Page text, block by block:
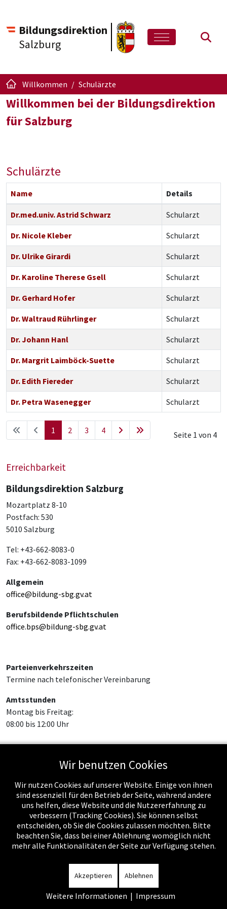
Bildungsdirektion
Salzburg
Willkommen Schulärzte
Willkommen bei der Bildungsdirektion
für Salzburg
Schulärzte
Kontakte,
Name Details
Dr.med.univ. Astrid Schwarz Schularzt
Dr. Nicole Kleber Schularzt
Dr. Ulrike Girardi Schularzt
Dr. Karoline Therese Gsell Schularzt
Dr. Gerhard Hofer Schularzt
Dr. Waltraud Rührlinger Schularzt
Dr. Johann Hanl Schularzt
Dr. Margrit Laimböck-Suette Schularzt
Dr. Edith Fiereder Schularzt
Dr. Petra Wasenegger Schularzt
Seite 1 von 4
1 2 3 4
Erreichbarkeit
Bildungsdirektion Salzburg
Mozartplatz 8-10
Postfach: 530
5010 Salzburg
Tel: +43-662-8083-0
Fax: +43-662-8083-1099
Allgemein
office@bildung-sbg.gv.at
Berufsbildende Pflichtschulen
office.bps@bildung-sbg.gv.at
Parteienverkehrszeiten
Termine nach telefonischer Vereinbarung
Amtsstunden
Montag bis Freitag:
08:00 bis 12:00 Uhr
Feed-EinträgeWir benutzen Cookies
Wir nutzen Cookies auf unserer Website. Einige von ihnen
sind essenziell für den Betrieb der Seite, während andere
uns helfen, diese Website und die Nutzererfahrung zu
verbessern (Tracking Cookies). Sie können selbst
entscheiden, ob Sie die Cookies zulassen möchten. Bitte
beachten Sie, dass bei einer Ablehnung womöglich nicht
mehr alle Funktionalitäten der Seite zur Verfügung stehen.
Akzeptieren Ablehnen
Weitere Informationen | Impressum